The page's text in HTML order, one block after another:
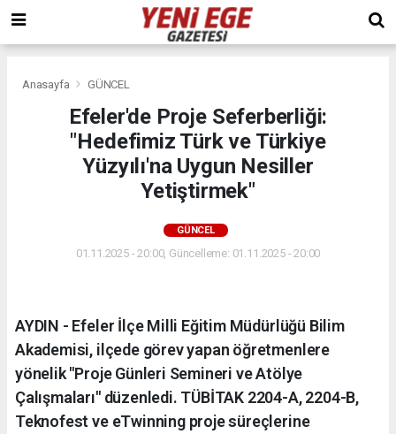
Anasayfa GÜNCEL
Efeler'de Proje Seferberliği:
"Hedefimiz Türk ve Türkiye
Yüzyılı'na Uygun Nesiller
Yetiştirmek"
GÜNCEL
01.11.2025 - 20:00, Güncelleme: 01.11.2025 - 20:00
AYDIN - Efeler İlçe Milli Eğitim Müdürlüğü Bilim
Akademisi, ilçede görev yapan öğretmenlere
yönelik "Proje Günleri Semineri ve Atölye
Çalışmaları" düzenledi. TÜBİTAK 2204-A, 2204-B,
Teknofest ve eTwinning proje süreçlerine